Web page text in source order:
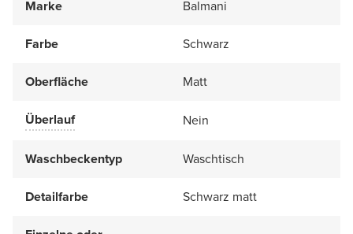
Marke Balmani
Farbe Schwarz
Oberfläche Matt
Überlauf Nein
Waschbeckentyp Waschtisch
Detailfarbe Schwarz matt